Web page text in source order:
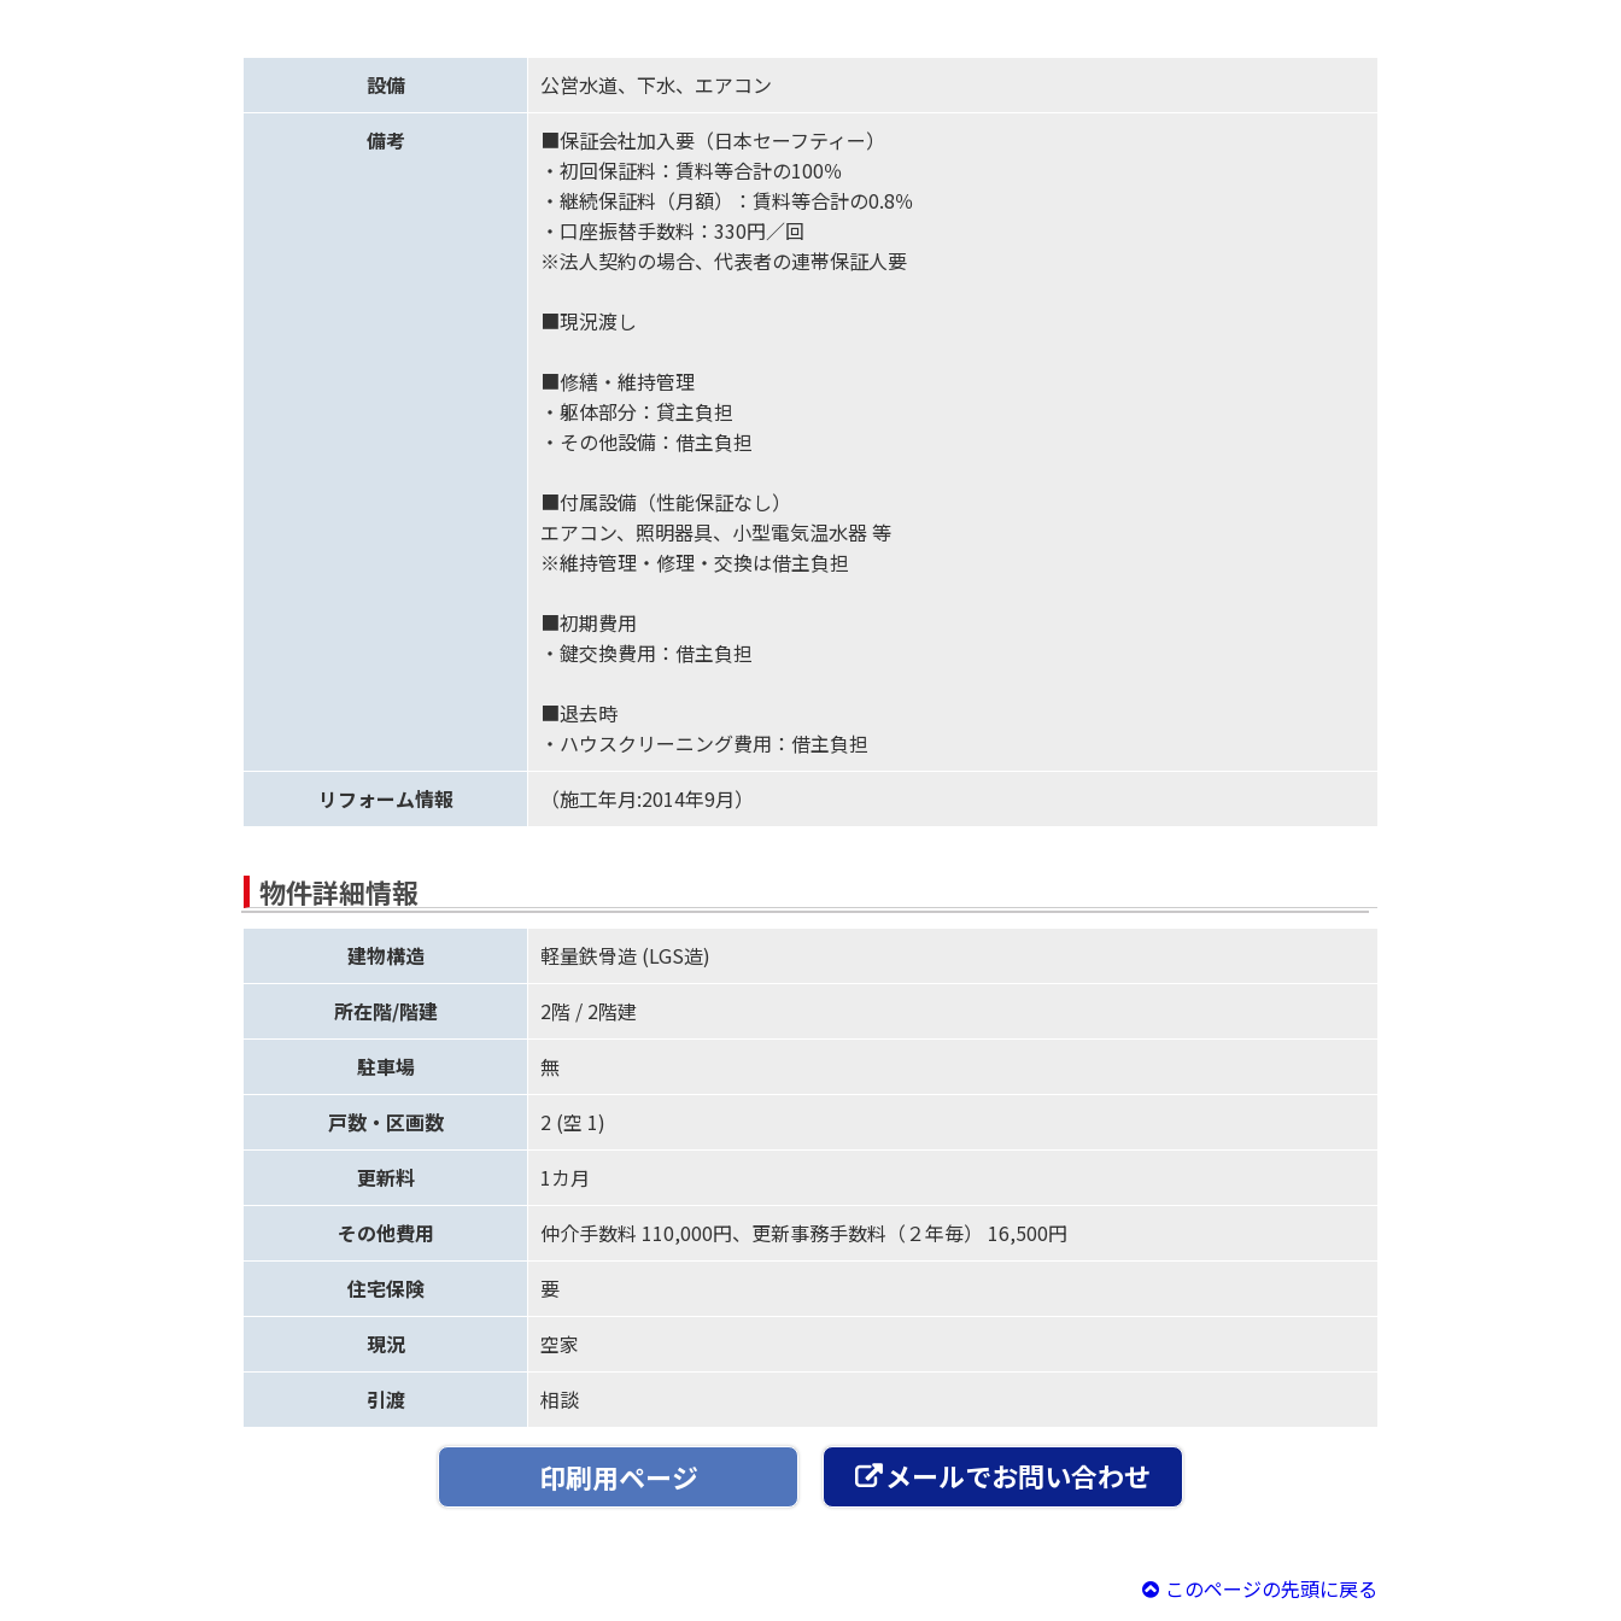
設備
公営水道、下水、エアコン
備考
■保証会社加入要（日本セーフティー）
・初回保証料：賃料等合計の100％
・継続保証料（月額）：賃料等合計の0.8％
・口座振替手数料：330円／回
※法人契約の場合、代表者の連帯保証人要
■現況渡し
■修繕・維持管理
・躯体部分：貸主負担
・その他設備：借主負担
■付属設備（性能保証なし）
エアコン、照明器具、小型電気温水器 等
※維持管理・修理・交換は借主負担
■初期費用
・鍵交換費用：借主負担
■退去時
・ハウスクリーニング費用：借主負担
リフォーム情報
（施工年月:2014年9月）
物件詳細情報
建物構造
軽量鉄骨造 (LGS造)
所在階/階建
2階 / 2階建
駐車場
無
戸数・区画数
2 (空 1)
更新料
1カ月
その他費用
仲介手数料 110,000円、更新事務手数料（２年毎） 16,500円
住宅保険
要
現況
空家
引渡
相談
印刷用ページ メールでお問い合わせ
このページの先頭に戻る